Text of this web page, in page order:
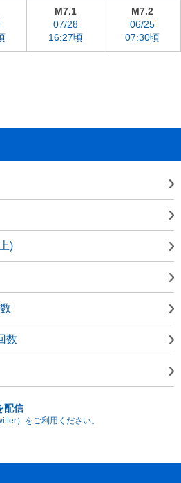
M7.1
07/28
16:27頃
M7.2
06/25
07:30頃
)
数
配信
）をご利用ください。